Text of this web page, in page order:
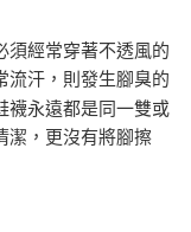
須經常穿著不透風的
流汗，則發生腳臭的
襪永遠都是同一雙或
潔，更沒有將腳擦